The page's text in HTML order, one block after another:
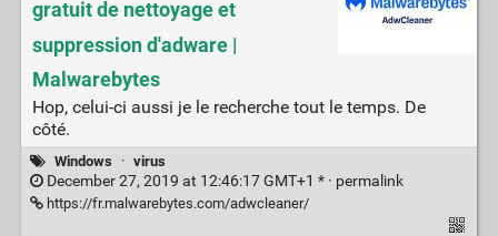
gratuit de nettoyage et
suppression d'adware |
Malwarebytes
Hop, celui-ci aussi je le recherche tout le temps. De
côté.
Windows · virus
December 27, 2019 at 12:46:17 GMT+1 * · permalink
https://fr.malwarebytes.com/adwcleaner/